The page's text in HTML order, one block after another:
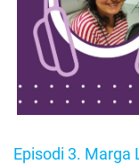
Episodi 3. Marga